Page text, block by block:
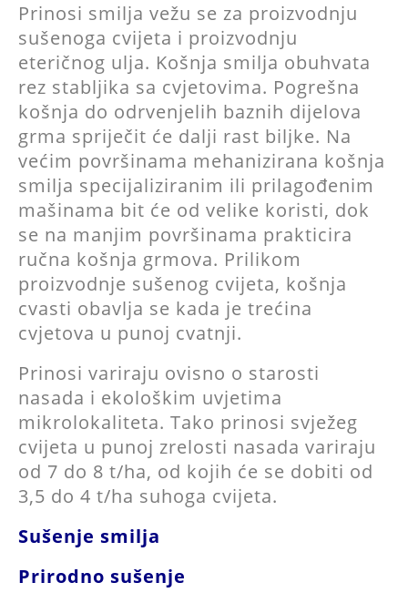
Prinosi smilja vežu se za proizvodnju
sušenoga cvijeta i proizvodnju
eteričnog ulja. Košnja smilja obuhvata
rez stabljika sa cvjetovima. Pogrešna
košnja do odrvenjelih baznih dijelova
grma spriječit će dalji rast biljke. Na
većim površinama mehanizirana košnja
smilja specijaliziranim ili prilagođenim
mašinama bit će od velike koristi, dok
se na manjim površinama prakticira
ručna košnja grmova. Prilikom
proizvodnje sušenog cvijeta, košnja
cvasti obavlja se kada je trećina
cvjetova u punoj cvatnji.
Prinosi variraju ovisno o starosti
nasada i ekološkim uvjetima
mikrolokaliteta. Tako prinosi svježeg
cvijeta u punoj zrelosti nasada variraju
od 7 do 8 t/ha, od kojih će se dobiti od
3,5 do 4 t/ha suhoga cvijeta.
Sušenje smilja
Prirodno sušenje